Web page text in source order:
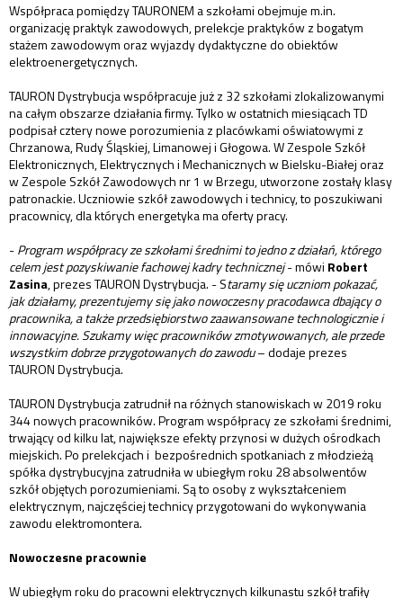
Współpraca pomiędzy TAURONEM a szkołami obejmuje m.in.
organizację praktyk zawodowych, prelekcje praktyków z bogatym
stażem zawodowym oraz wyjazdy dydaktyczne do obiektów
elektroenergetycznych.
TAURON Dystrybucja współpracuje już z 32 szkołami zlokalizowanymi
na całym obszarze działania firmy. Tylko w ostatnich miesiącach TD
podpisał cztery nowe porozumienia z placówkami oświatowymi z
Chrzanowa, Rudy Śląskiej, Limanowej i Głogowa. W Zespole Szkół
Elektronicznych, Elektrycznych i Mechanicznych w Bielsku-Białej oraz
w Zespole Szkół Zawodowych nr 1 w Brzegu, utworzone zostały klasy
patronackie. Uczniowie szkół zawodowych i technicy, to poszukiwani
pracownicy, dla których energetyka ma oferty pracy.
-Program współpracy ze szkołami średnimi to jedno z działań, którego
celem jest pozyskiwanie fachowej kadry technicznej- mówi Robert
Zasina, prezes TAURON Dystrybucja. - Staramy się uczniom pokazać,
jak działamy, prezentujemy się jako nowoczesny pracodawca dbający o
pracownika, a także przedsiębiorstwo zaawansowane technologicznie i
innowacyjne. Szukamy więc pracowników zmotywowanych, ale przede
wszystkim dobrze przygotowanych do zawodu– dodaje prezes
TAURON Dystrybucja.
TAURON Dystrybucja zatrudnił na różnych stanowiskach w 2019 roku
344 nowych pracowników. Program współpracy ze szkołami średnimi,
trwający od kilku lat, największe efekty przynosi w dużych ośrodkach
miejskich. Po prelekcjach i bezpośrednich spotkaniach z młodzieżą
spółka dystrybucyjna zatrudniła w ubiegłym roku 28 absolwentów
szkół objętych porozumieniami. Są to osoby z wykształceniem
elektrycznym, najczęściej technicy przygotowani do wykonywania
zawodu elektromontera.
Nowoczesne pracownie
W ubiegłym roku do pracowni elektrycznych kilkunastu szkół trafiły